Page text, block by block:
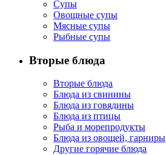
Супы
Овощные супы
Мясные супы
Рыбные супы
Вторые блюда
Вторые блюда
Блюда из свинины
Блюда из говядины
Блюда из птицы
Рыба и морепродукты
Блюда из овощей, гарниры
Другие горячие блюда